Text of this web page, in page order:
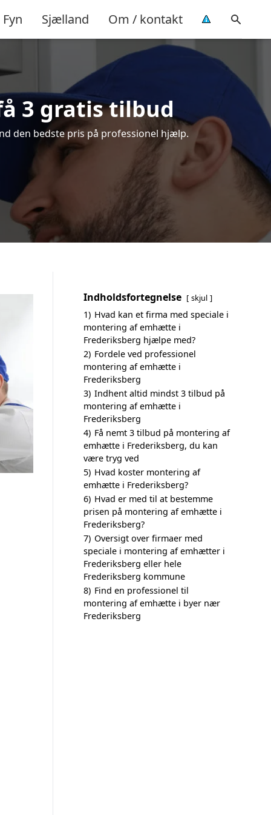
Fyn Sjælland Om / kontakt
3 gratis tilbud
den bedste pris på professionel hjælp.
Indholdsfortegnelse skjul
1) Hvad kan et firma med speciale i
montering af emhætte i
Frederiksberg hjælpe med?
2) Fordele ved professionel
montering af emhætte i
Frederiksberg
3) Indhent altid mindst 3 tilbud på
montering af emhætte i
Frederiksberg
4) Få nemt 3 tilbud på montering af
emhætte i Frederiksberg, du kan
være tryg ved
5) Hvad koster montering af
emhætte i Frederiksberg?
6) Hvad er med til at bestemme
prisen på montering af emhætte i
Frederiksberg?
7) Oversigt over firmaer med
speciale i montering af emhætter i
Frederiksberg eller hele
Frederiksberg kommune
8) Find en professionel til
montering af emhætte i byer nær
Frederiksberg